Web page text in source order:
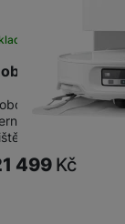
Qrevo
Qrevo
• Sací výkon
tvrdých
499 Kč